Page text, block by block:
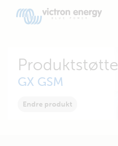
Produktstøtte
GX GSM
Endre produkt